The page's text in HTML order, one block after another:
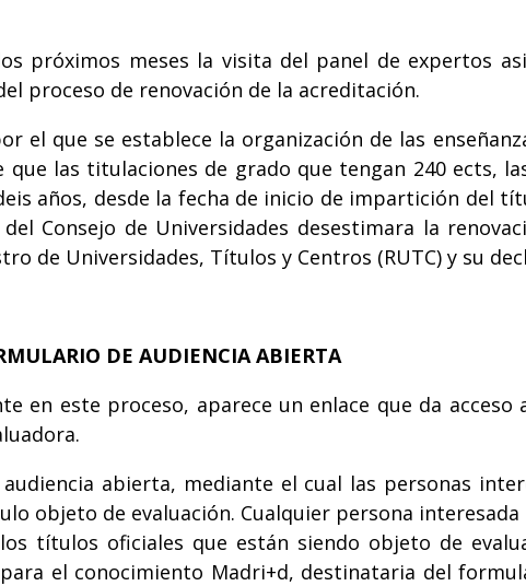
próximos meses la visita del panel de expertos
proceso de renovación de la acreditación.
el que se establece la organización de las
que las titulaciones de grado que tengan 240 ects,
años, desde la fecha de inicio de impartición del
Consejo de Universidades desestimara la
de Universidades, Títulos y Centros (RUTC) y su
DE AUDIENCIA ABIERTA
en este proceso, aparece un enlace que da
abierta, mediante el cual las personas
objeto de evaluación. Cualquier persona
títulos oficiales que están siendo objeto de
el conocimiento Madri+d, destinataria del